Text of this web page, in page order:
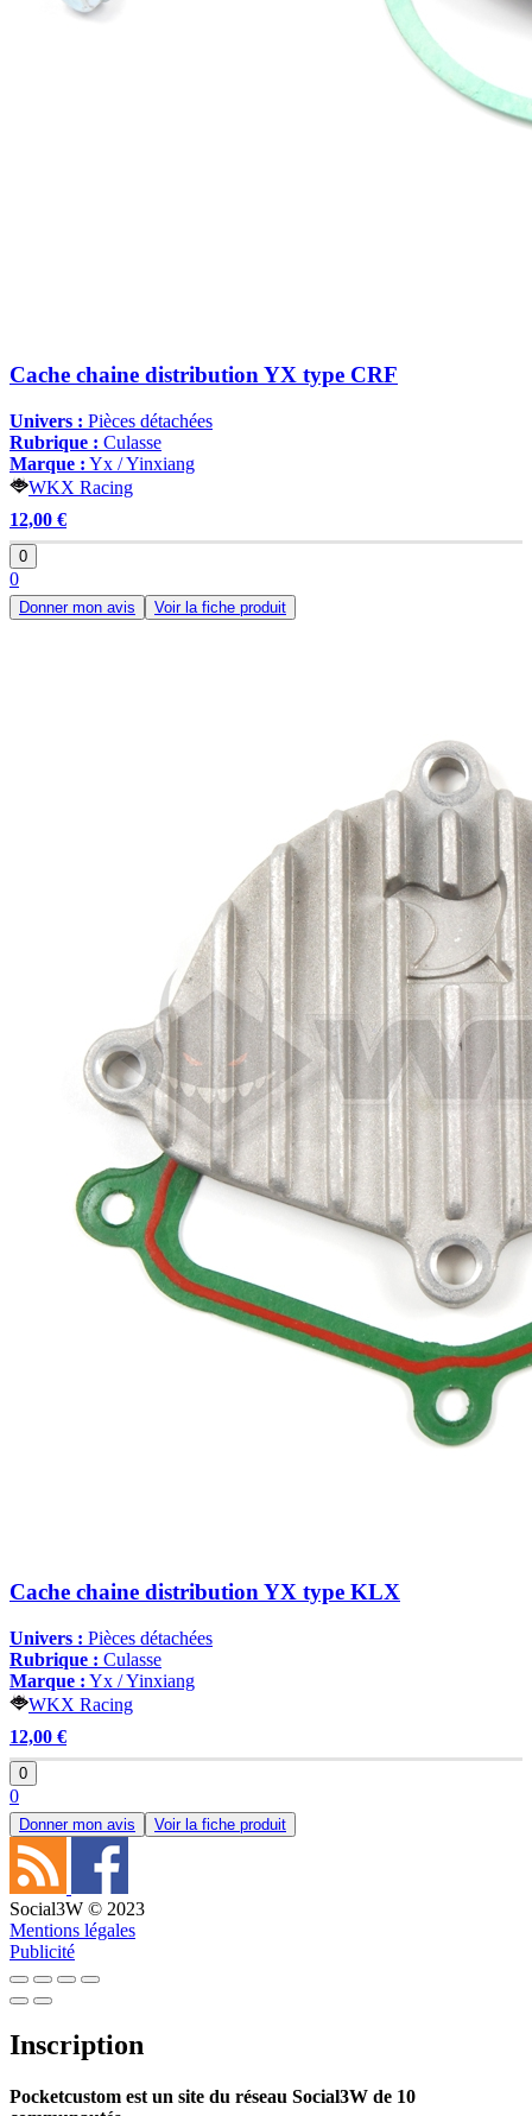
Cache chaine distribution YX type CRF
Univers : Pièces détachées
Rubrique : Culasse
Marque : Yx / Yinxiang
WKX Racing
12,00 €
0
0
Donner mon avis Voir la fiche produit
Cache chaine distribution YX type KLX
Univers : Pièces détachées
Rubrique : Culasse
Marque : Yx / Yinxiang
WKX Racing
12,00 €
0
0
Donner mon avis Voir la fiche produit
Social3W © 2023
Mentions légales
Publicité
Inscription
Pocketcustom est un site du réseau Social3W de 10